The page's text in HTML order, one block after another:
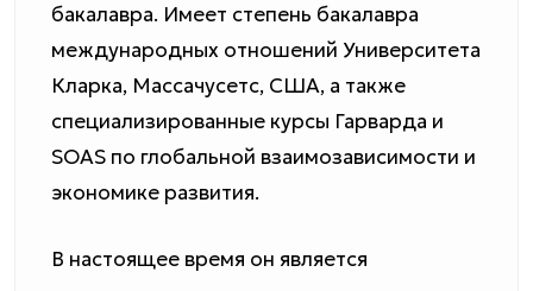
бакалавра. Имеет степень бакалавра
международных отношений Университета
Кларка, Массачусетс, США, а также
специализированные курсы Гарварда и
SOAS по глобальной взаимозависимости и
экономике развития.
В настоящее время он является